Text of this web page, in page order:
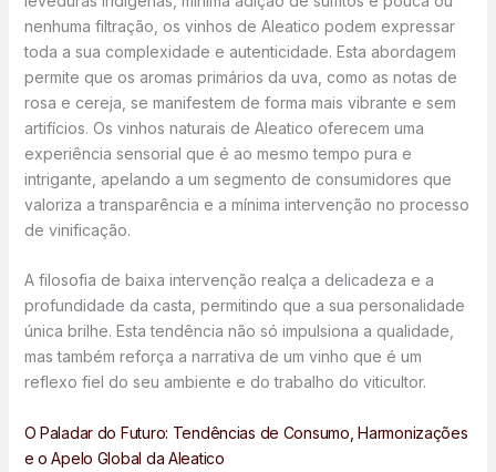
nenhuma filtração, os vinhos de Aleatico podem expressar
toda a sua complexidade e autenticidade. Esta abordagem
permite que os aromas primários da uva, como as notas de
rosa e cereja, se manifestem de forma mais vibrante e sem
artifícios. Os vinhos naturais de Aleatico oferecem uma
experiência sensorial que é ao mesmo tempo pura e
intrigante, apelando a um segmento de consumidores que
valoriza a transparência e a mínima intervenção no processo
de vinificação.
A filosofia de baixa intervenção realça a delicadeza e a
profundidade da casta, permitindo que a sua personalidade
única brilhe. Esta tendência não só impulsiona a qualidade,
mas também reforça a narrativa de um vinho que é um
reflexo fiel do seu ambiente e do trabalho do viticultor.
O Paladar do Futuro: Tendências de Consumo, Harmonizações
e o Apelo Global da Aleatico